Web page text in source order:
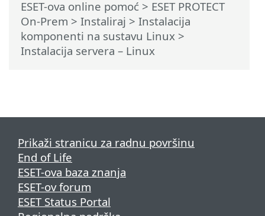
ESET-ova online pomoć > ESET PROTECT
On-Prem > Instaliraj > Instalacija
komponenti na sustavu Linux >
Instalacija servera – Linux
Prikaži stranicu za radnu površinu
End of Life
ESET-ova baza znanja
ESET-ov forum
ESET Status Portal